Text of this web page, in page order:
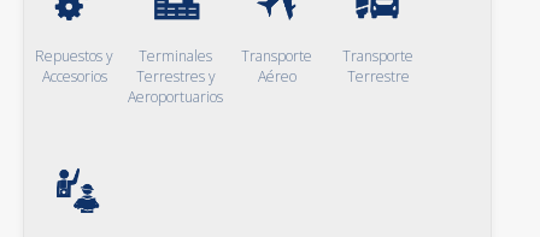
Repuestos y
Accesorios
Terminales
Terrestres y
Aeroportuarios
Transporte
Aéreo
Transporte
Terrestre